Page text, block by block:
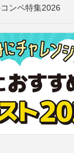
ンペ特集2026